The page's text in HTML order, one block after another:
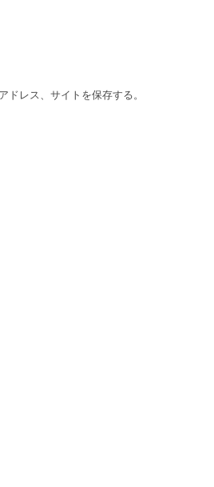
レス、サイトを保存する。